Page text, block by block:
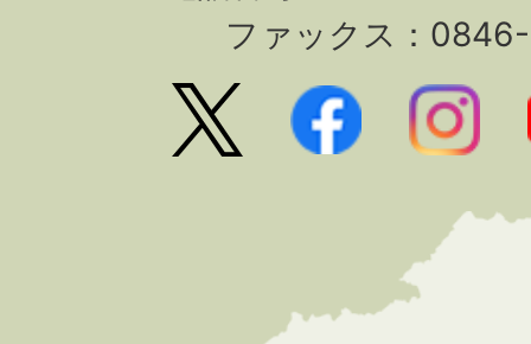
ファックス：